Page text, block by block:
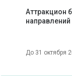
Аттракцион
направлений
До 31 октября